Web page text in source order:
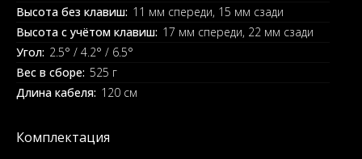
Высота без клавиш: 11 мм спереди, 15 мм сзади
Высота с учётом клавиш: 17 мм спереди, 22 мм сзади
Угол: 2.5° / 4.2° / 6.5°
Вес в сборе: 525 г
Длина кабеля: 120 см
Комплектация